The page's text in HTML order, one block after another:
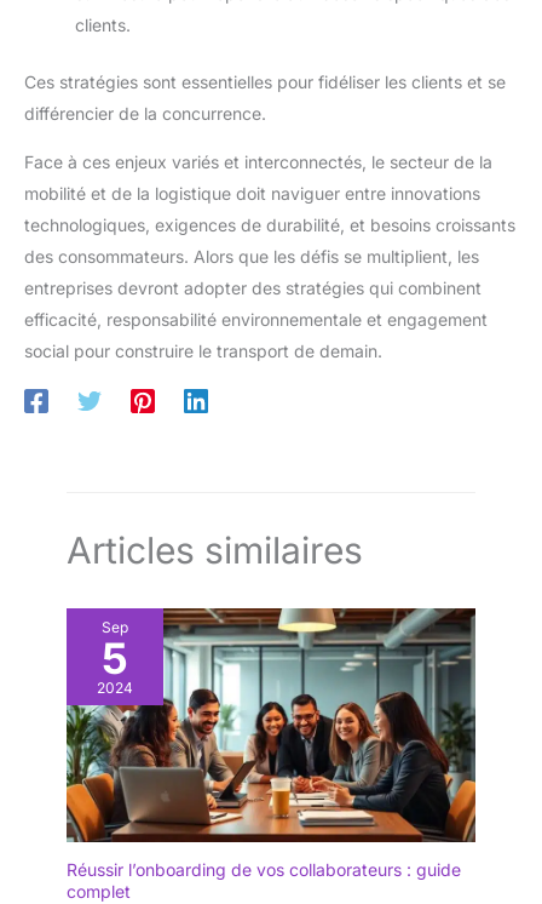
clients.
Ces stratégies sont essentielles pour fidéliser les clients et se
différencier de la concurrence.
Face à ces enjeux variés et interconnectés, le secteur de la
mobilité et de la logistique doit naviguer entre innovations
technologiques, exigences de durabilité, et besoins croissants
des consommateurs. Alors que les défis se multiplient, les
entreprises devront adopter des stratégies qui combinent
efficacité, responsabilité environnementale et engagement
social pour construire le transport de demain.
Articles similaires
Sep
5
2024
Réussir l’onboarding de vos collaborateurs : guide
complet